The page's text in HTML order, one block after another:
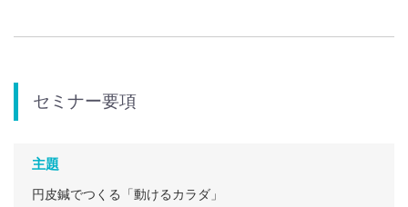
セミナー要項
主題
円皮鍼でつくる「動けるカラダ」